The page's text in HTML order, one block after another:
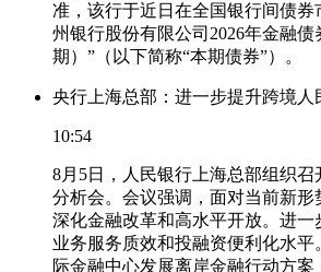
准，该行于近日在全国银行间债券
州银行股份有限公司2026年金融债
期）”（以下简称“本期债券”）。
央行上海总部：进一步提升跨境人
10:54
8月5日，人民银行上海总部组织
分析会。会议强调，面对当前新形
深化金融改革和高水平开放。进一
业务服务质效和投融资便利化水平
际金融中心发展离岸金融行动方案